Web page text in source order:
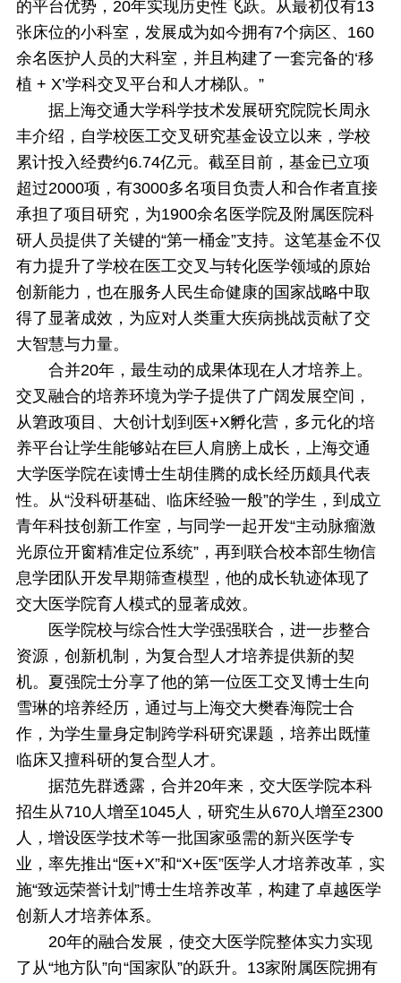
的平台优势，20年实现历史性飞跃。从最初仅有13
张床位的小科室，发展成为如今拥有7个病区、160
余名医护人员的大科室，并且构建了一套完备的‘移
植 + X’学科交叉平台和人才梯队。”
据上海交通大学科学技术发展研究院院长周永
丰介绍，自学校医工交叉研究基金设立以来，学校
累计投入经费约6.74亿元。截至目前，基金已立项
超过2000项，有3000多名项目负责人和合作者直接
承担了项目研究，为1900余名医学院及附属医院科
研人员提供了关键的“第一桶金”支持。这笔基金不仅
有力提升了学校在医工交叉与转化医学领域的原始
创新能力，也在服务人民生命健康的国家战略中取
得了显著成效，为应对人类重大疾病挑战贡献了交
大智慧与力量。
合并20年，最生动的成果体现在人才培养上。
交叉融合的培养环境为学子提供了广阔发展空间，
从䇹政项目、大创计划到医+X孵化营，多元化的培
养平台让学生能够站在巨人肩膀上成长，上海交通
大学医学院在读博士生胡佳腾的成长经历颇具代表
性。从“没科研基础、临床经验一般”的学生，到成立
青年科技创新工作室，与同学一起开发“主动脉瘤激
光原位开窗精准定位系统”，再到联合校本部生物信
息学团队开发早期筛查模型，他的成长轨迹体现了
交大医学院育人模式的显著成效。
医学院校与综合性大学强强联合，进一步整合
资源，创新机制，为复合型人才培养提供新的契
机。夏强院士分享了他的第一位医工交叉博士生向
雪琳的培养经历，通过与上海交大樊春海院士合
作，为学生量身定制跨学科研究课题，培养出既懂
临床又擅科研的复合型人才。
据范先群透露，合并20年来，交大医学院本科
招生从710人增至1045人，研究生从670人增至2300
人，增设医学技术等一批国家亟需的新兴医学专
业，率先推出“医+X”和“X+医”医学人才培养改革，实
施“致远荣誉计划”博士生培养改革，构建了卓越医学
创新人才培养体系。
20年的融合发展，使交大医学院整体实力实现
了从“地方队”向“国家队”的跃升。13家附属医院拥有